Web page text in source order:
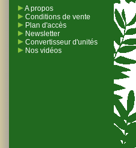
A propos
Conditions de vente
Plan d'accès
Newsletter
Convertisseur d'unités
Nos vidéos